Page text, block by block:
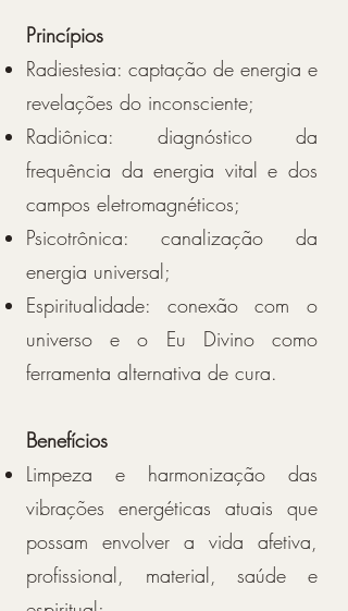
Princípios
Radiestesia: captação de energia e
revelações do inconsciente;
Radiônica: diagnóstico da
frequência da energia vital e dos
campos eletromagnéticos;
Psicotrônica: canalização da
energia universal;
Espiritualidade: conexão com o
universo e o Eu Divino como
ferramenta alternativa de cura.
Benefícios
Limpeza e harmonização das
vibrações energéticas atuais que
possam envolver a vida afetiva,
profissional, material, saúde e